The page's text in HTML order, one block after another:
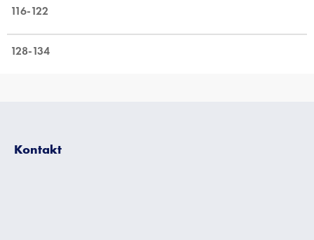
116-122
128-134
Kontakt